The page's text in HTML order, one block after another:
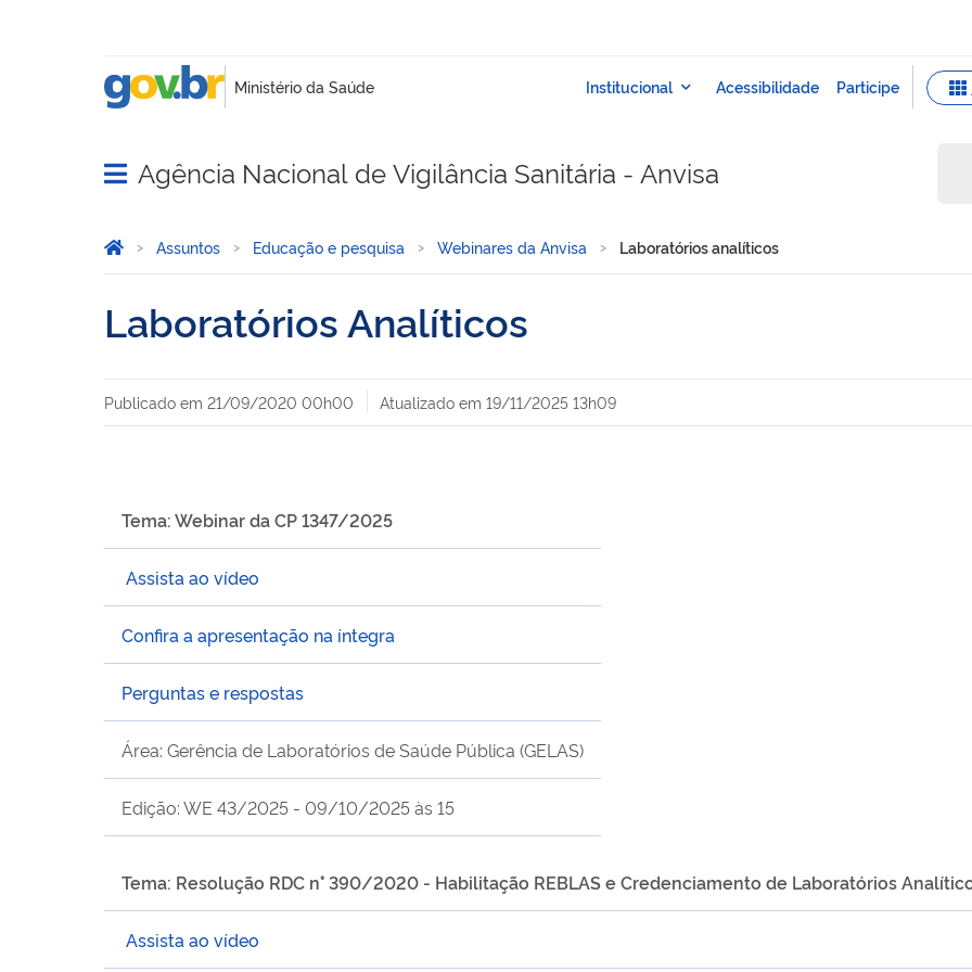
Abrir menu principal de navegação
Agência Nacional de Vigilância Sanitária - Anvisa
Você está aqui:
Página Inicial
Assuntos Educação e pesquisa Webinares da Anvisa Laboratórios analíticos
Laboratórios Analíticos
Publicado em 21/09/2020 00h00 Atualizado em 19/11/2025 13h09
Tema: Webinar da CP 1347/2025
Assista ao vídeo
Confira a apresentação na íntegra
Perguntas e respostas
Área: Gerência de Laboratórios de Saúde Pública (GELAS)
Edição: WE 43/2025 - 09/10/2025 às 15
Tema: Resolução RDC n° 390/2020 - Habilitação REBLAS e Credenciamento de Laboratórios
Assista ao vídeo